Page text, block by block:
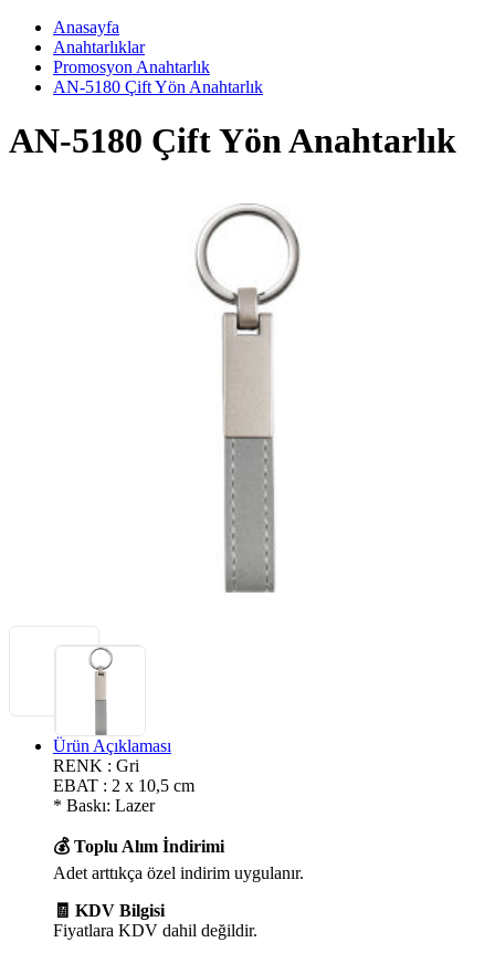
Anasayfa
Anahtarlıklar
Promosyon Anahtarlık
AN-5180 Çift Yön Anahtarlık
AN-5180 Çift Yön Anahtarlık
Ürün Açıklaması
RENK : Gri
EBAT : 2 x 10,5 cm
* Baskı: Lazer
💰 Toplu Alım İndirimi
Adet arttıkça özel indirim uygulanır.
🧾 KDV Bilgisi
Fiyatlara KDV dahil değildir.